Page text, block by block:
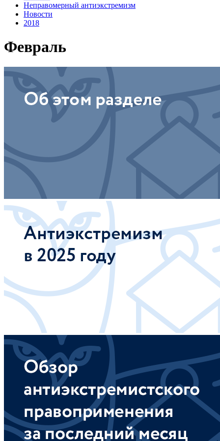
Неправомерный антиэкстремизм
Новости
2018
Февраль